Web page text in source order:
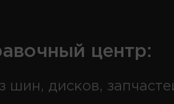
центр:
шин, дисков,